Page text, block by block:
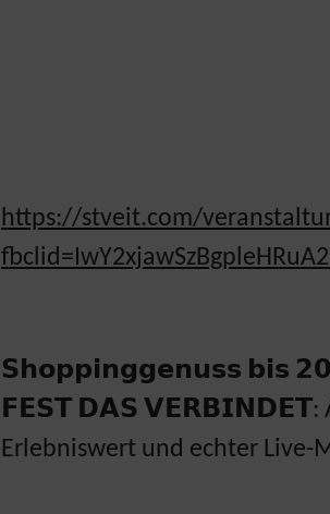
https://stveit.com/
𝗦𝗵𝗼𝗽𝗽𝗶𝗻𝗴𝗴𝗲𝗻𝘂𝘀𝘀 𝗯𝗶𝘀 𝟮𝟬
𝗙𝗘𝗦𝗧 𝗗𝗔𝗦 𝗩𝗘𝗥𝗕𝗜𝗡𝗗𝗘𝗧: Am
Erlebniswert und echter